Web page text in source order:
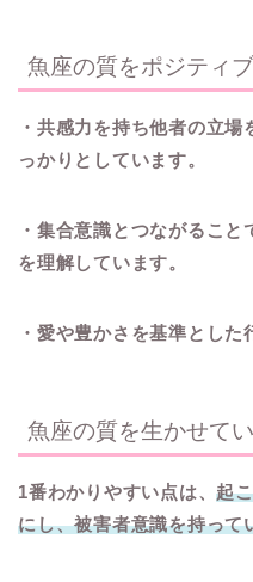
魚座の質をポジティ
・共感力を持ち他者の立
っかりとしています。
・集合意識とつながるこ
を理解しています。
・愛や豊かさを基準とした
魚座の質を生かせて
1番わかりやすい点は、起
にし、被害者意識を持って